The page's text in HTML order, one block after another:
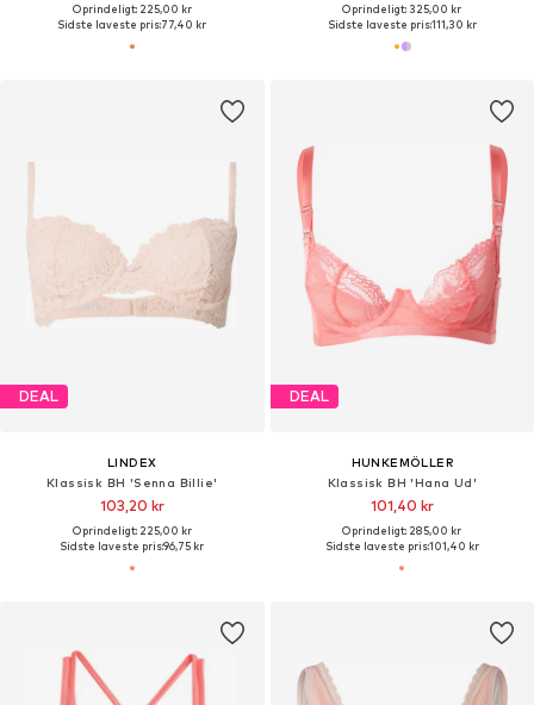
Oprindeligt: 225,00 kr
Sidste laveste pris:77,40 kr
Oprindeligt: 325,00 kr
Sidste laveste pris:111,30 kr
DEAL
LINDEX
Klassisk BH 'Senna Billie'
103,20 kr
Oprindeligt: 225,00 kr
Sidste laveste pris:96,75 kr
DEAL
HUNKEMÖLLER
Klassisk BH 'Hana Ud'
101,40 kr
Oprindeligt: 285,00 kr
Sidste laveste pris:101,40 kr